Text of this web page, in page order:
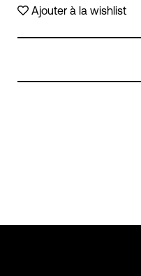
Ajouter à la wishlist